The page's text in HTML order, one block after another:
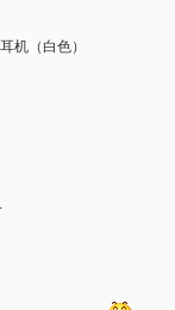
机（白色）